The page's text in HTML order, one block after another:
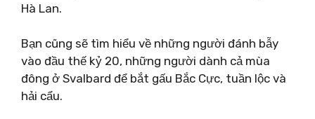
Hà Lan.
Bạn cũng sẽ tìm hiểu về những người đánh bẫy
vào đầu thế kỷ 20, những người dành cả mùa
đông ở Svalbard để bắt gấu Bắc Cực, tuần lộc và
hải cẩu.